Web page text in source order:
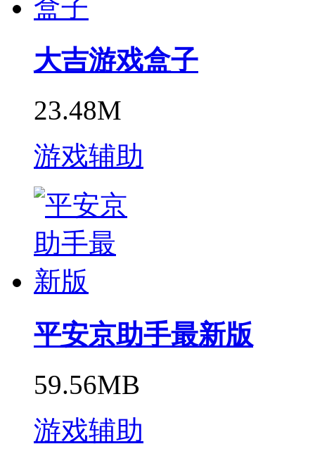
大吉游戏盒子
23.48M
游戏辅助
平安京助手最新版
59.56MB
游戏辅助